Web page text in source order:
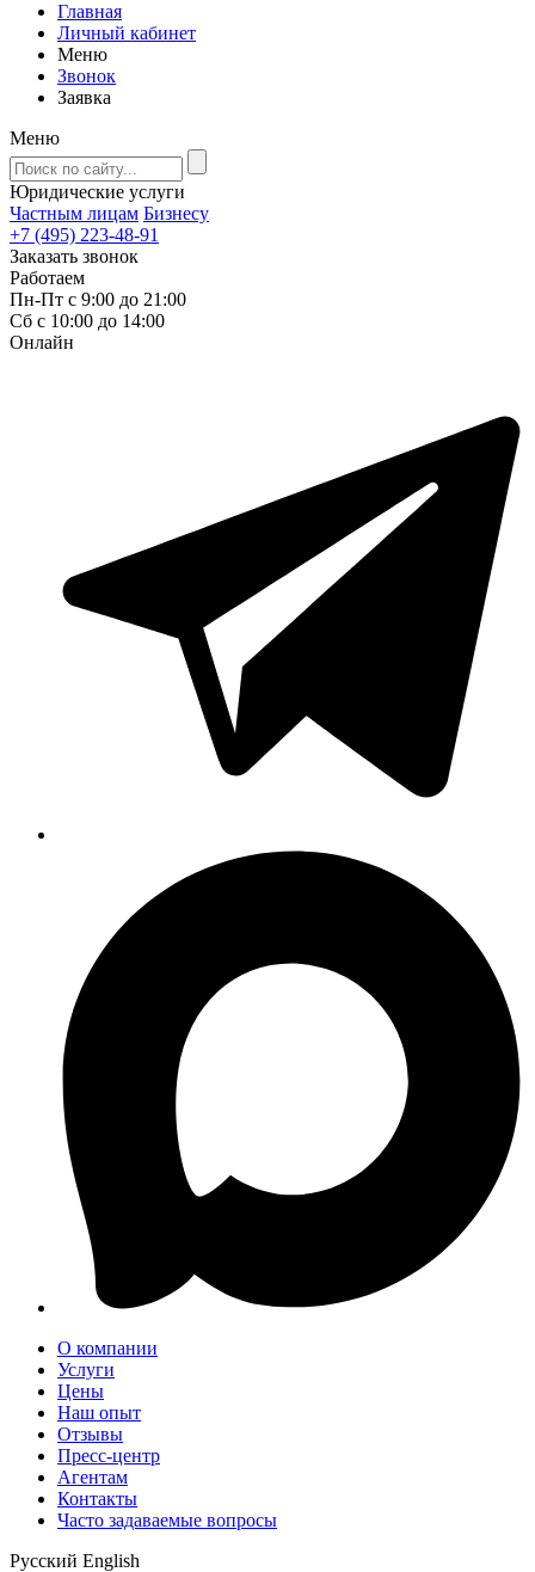
Главная
Личный кабинет
Меню
Звонок
Заявка
Меню
Юридические услуги
Частным лицам Бизнесу
+7 (495) 223-48-91
Заказать звонок
Работаем
Пн-Пт с 9:00 до 21:00
Сб с 10:00 до 14:00
Онлайн
О компании
Услуги
Цены
Наш опыт
Отзывы
Пресс-центр
Агентам
Контакты
Часто задаваемые вопросы
Русский English